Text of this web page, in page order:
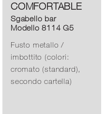
COMFORTABLE
Sgabello bar
Modello 8114 G5
Fusto metallo /
imbottito (colori:
cromato (standard),
secondo cartella)